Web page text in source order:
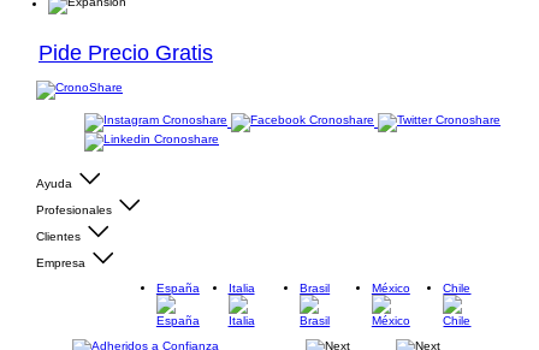
Pide Precio Gratis
Ayuda
Profesionales
Clientes
Empresa
España
Italia Brasil México Chile